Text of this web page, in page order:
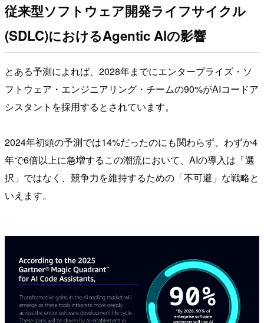
従来型ソフトウェア開発ライフサイクル
(SDLC)におけるAgentic AIの影響
とある予測によれば、2028年までにエンタープライズ・ソ
フトウェア・エンジニアリング・チームの90%がAIコードア
シスタントを採用するとされています。
2024年初頭の予測では14%だったのにも関わらず、わずか4
年で6倍以上に急増するこの潮流において、AIの導入は「選
択」ではなく、競争力を維持するための「不可避」な戦略と
いえます。